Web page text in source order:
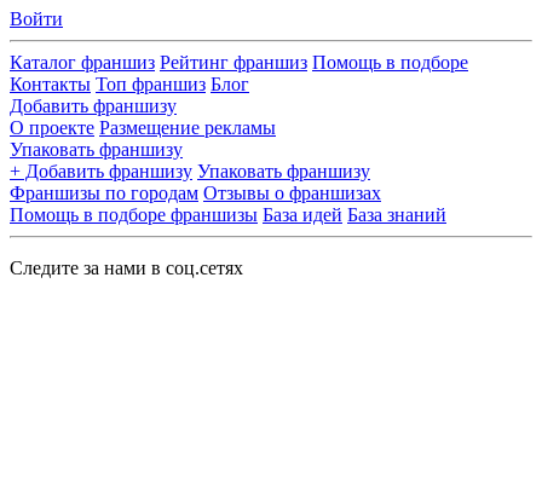
Войти
Каталог франшиз Рейтинг франшиз Помощь в подборе
Контакты Топ франшиз Блог
Добавить франшизу
О проекте Размещение рекламы
Упаковать франшизу
+ Добавить франшизу Упаковать франшизу
Франшизы по городам Отзывы о франшизах
Помощь в подборе франшизы База идей База знаний
Следите за нами в соц.сетях